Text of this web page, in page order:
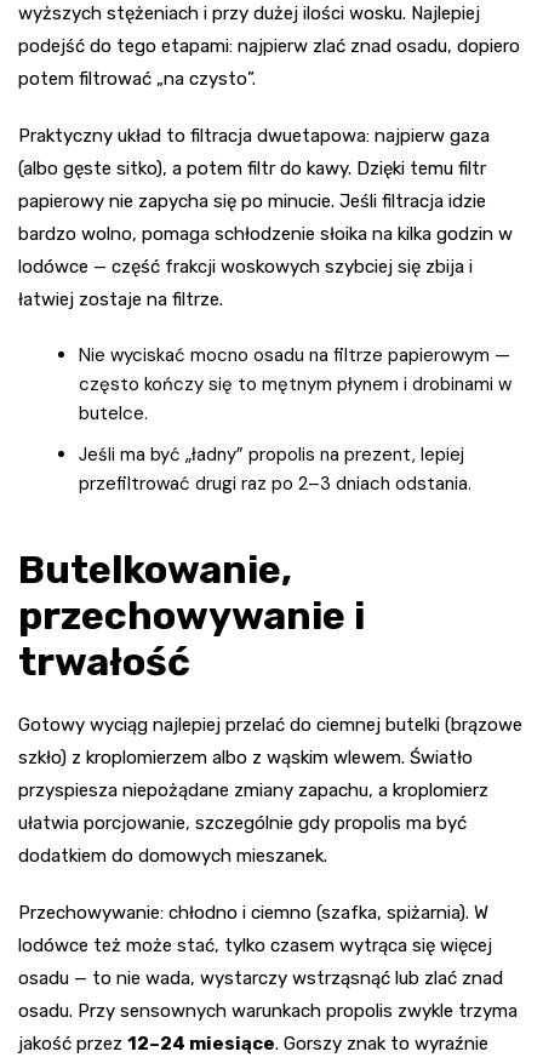
wyższych stężeniach i przy dużej ilości wosku. Najlepiej
podejść do tego etapami: najpierw zlać znad osadu, dopiero
potem filtrować „na czysto”.
Praktyczny układ to filtracja dwuetapowa: najpierw gaza
(albo gęste sitko), a potem filtr do kawy. Dzięki temu filtr
papierowy nie zapycha się po minucie. Jeśli filtracja idzie
bardzo wolno, pomaga schłodzenie słoika na kilka godzin w
lodówce — część frakcji woskowych szybciej się zbija i
łatwiej zostaje na filtrze.
Nie wyciskać mocno osadu na filtrze papierowym —
często kończy się to mętnym płynem i drobinami w
butelce.
Jeśli ma być „ładny” propolis na prezent, lepiej
przefiltrować drugi raz po 2–3 dniach odstania.
Butelkowanie,
przechowywanie i
trwałość
Gotowy wyciąg najlepiej przelać do ciemnej butelki (brązowe
szkło) z kroplomierzem albo z wąskim wlewem. Światło
przyspiesza niepożądane zmiany zapachu, a kroplomierz
ułatwia porcjowanie, szczególnie gdy propolis ma być
dodatkiem do domowych mieszanek.
Przechowywanie: chłodno i ciemno (szafka, spiżarnia). W
lodówce też może stać, tylko czasem wytrąca się więcej
osadu — to nie wada, wystarczy wstrząsnąć lub zlać znad
osadu. Przy sensownych warunkach propolis zwykle trzyma
jakość przez 12–24 miesiące. Gorszy znak to wyraźnie